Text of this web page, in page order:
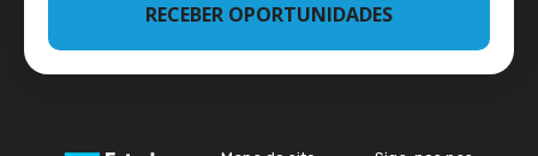
RECEBER OPORTUNIDADES